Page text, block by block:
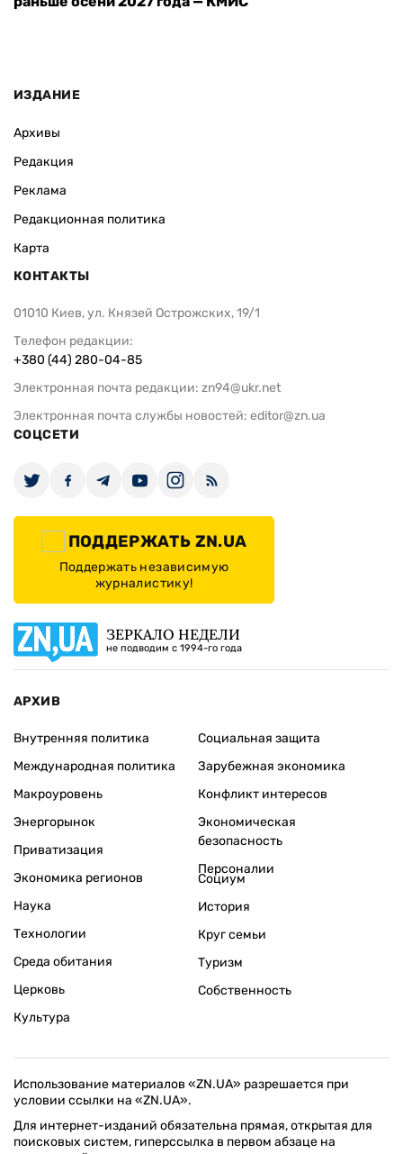
ИЗДАНИЕ
Архивы
Редакция
Реклама
Редакционная политика
Карта
КОНТАКТЫ
01010 Киев, ул. Князей Острожских, 19/1
Телефон редакции:
+380 (44) 280-04-85
Электронная почта редакции: zn94@ukr.net
Электронная почта службы новостей: editor@zn.ua
СОЦСЕТИ
ПОДДЕРЖАТЬ ZN.UA
Поддержать независимую
журналистику!
ЗЕРКАЛО НЕДЕЛИ
не подводим с 1994-го года
АРХИВ
Внутренняя политика
Международная политика
Макроуровень
Энергорынок
Приватизация
Экономика регионов
Социальная защита
Зарубежная экономика
Конфликт интересов
Экономическая
безопасность
Персоналии
Наука
Технологии
Среда обитания
Церковь
Культура
Социум
История
Круг семьи
Туризм
Собственность
Использование материалов «ZN.UA» разрешается при
условии ссылки на «ZN.UA».
Для интернет-изданий обязательна прямая, открытая для
поисковых систем, гиперссылка в первом абзаце на